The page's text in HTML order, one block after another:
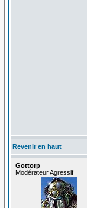
Revenir en haut
Gottorp
Modérateur Agressif